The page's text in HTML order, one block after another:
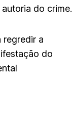
do crime.
regredir a
do